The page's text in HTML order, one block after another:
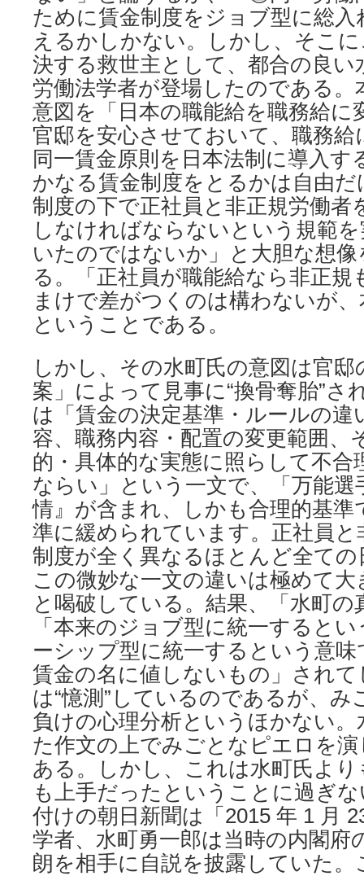
ために賃金制度をジョブ型に総
えるかしかない。しかし、そこに
決する救世主として、都合の良い
労働法学者が登場したのである。
意図を「日本の職能給を職務給
官邸を安心させておいて、職務給
同一賃金原則を日本法制に導入
かなる賃金制度をとるかは自由
制度の下で正社員と非正規労働者
しなければならないという規範
いたのではないか」と大胆な想
る。「正社員が職能給なら非正規
まけで差がつくのは構わないが
ということである。
しかし、その水町氏の意図は官
案」によって見事に“換骨奪胎”さ
は「賃金の決定基準・ルールの違
容、職務内容・配置の変更範囲、
的・具体的な実態に照らして不
ならい」という一文で、「万能選
情』が含まれ、しかも合理的基準
準に緩められています。正社員と
制度が全く異なるほとんど全て
この微妙な一文の違いは極めて
と喝破している。結果、「水町の
「本来のジョブ型に統一すると
ーシップ型に統一するという意
賃金の名に値しないもの」され
は“憶測”しているのであるが、み
負けの心理分析というほかない
た作文の上でみごとなピエロを
ある。しかし、これは水町氏よ
も上手だったということに過ぎ
付けの朝日新聞は「2015 年 1 月
学者、水町勇一郎は当時の内閣府
朗を相手に自説を披露していた。